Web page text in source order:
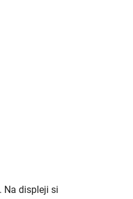
Na displeji si